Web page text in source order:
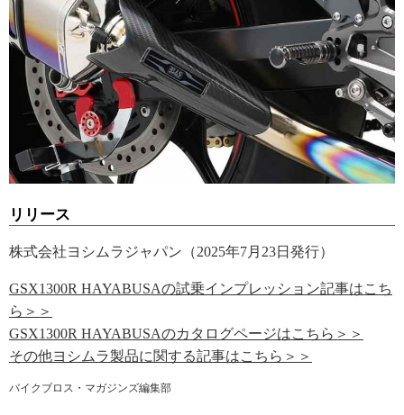
リリース
株式会社ヨシムラジャパン（2025年7月23日発行）
GSX1300R HAYABUSAの試乗インプレッション記事はこち
ら＞＞
GSX1300R HAYABUSAのカタログページはこちら＞＞
その他ヨシムラ製品に関する記事はこちら＞＞
バイクブロス・マガジンズ編集部